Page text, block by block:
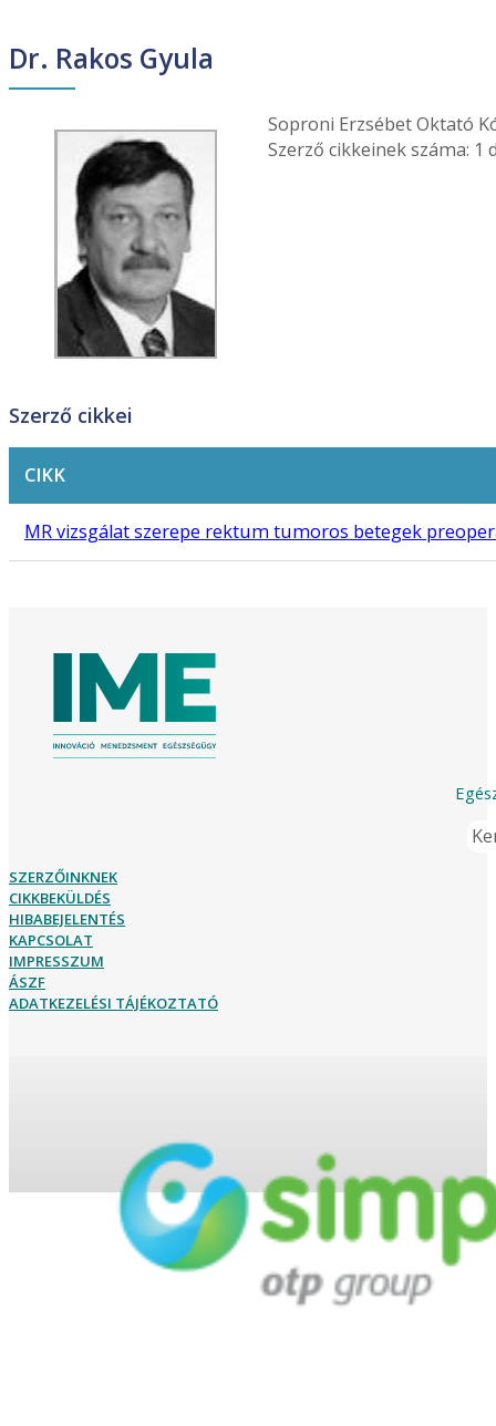
Dr. Rakos Gyula
Soproni Erzsébet Oktató
Szerző cikkeinek száma: 1
Szerző cikkei
CIKK
MR vizsgálat szerepe rektum tumoros betegek
SZERZŐINKNEK
CIKKBEKÜLDÉS
HIBABEJELENTÉS
KAPCSOLAT
IMPRESSZUM
ÁSZF
ADATKEZELÉSI TÁJÉKOZTATÓ